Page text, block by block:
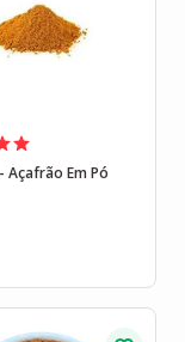
Açafrão Em Pó